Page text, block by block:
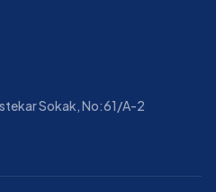
Sokak, No:61/A-2